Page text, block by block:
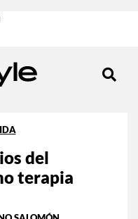
del
terapia